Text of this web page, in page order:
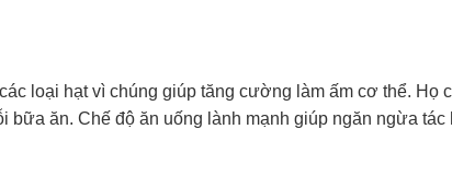
loại hạt vì chúng giúp tăng cường làm ấm cơ thể. Họ
bữa ăn. Chế độ ăn uống lành mạnh giúp ngăn ngừa tác